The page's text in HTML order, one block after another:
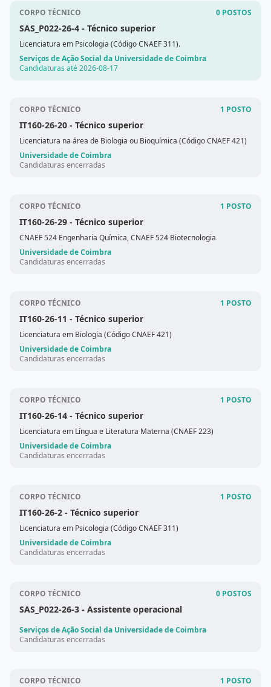
CORPO TÉCNICO 0 POSTOS
SAS_P022-26-4 - Técnico superior
Licenciatura em Psicologia (Código CNAEF 311).
Serviços de Ação Social da Universidade de Coimbra
Candidaturas até 2026-08-17
CORPO TÉCNICO 1 POSTO
IT160-26-20 - Técnico superior
Licenciatura na área de Biologia ou Bioquímica (Código CNAEF 421)
Universidade de Coimbra
Candidaturas encerradas
CORPO TÉCNICO 1 POSTO
IT160-26-29 - Técnico superior
CNAEF 524 Engenharia Química, CNAEF 524 Biotecnologia
Universidade de Coimbra
Candidaturas encerradas
CORPO TÉCNICO 1 POSTO
IT160-26-11 - Técnico superior
Licenciatura em Biologia (Código CNAEF 421)
Universidade de Coimbra
Candidaturas encerradas
CORPO TÉCNICO 1 POSTO
IT160-26-14 - Técnico superior
Licenciatura em Língua e Literatura Materna (CNAEF 223)
Universidade de Coimbra
Candidaturas encerradas
CORPO TÉCNICO 1 POSTO
IT160-26-2 - Técnico superior
Licenciatura em Psicologia (Código CNAEF 311)
Universidade de Coimbra
Candidaturas encerradas
CORPO TÉCNICO 0 POSTOS
SAS_P022-26-3 - Assistente operacional
Serviços de Ação Social da Universidade de Coimbra
Candidaturas encerradas
CORPO TÉCNICO 1 POSTO